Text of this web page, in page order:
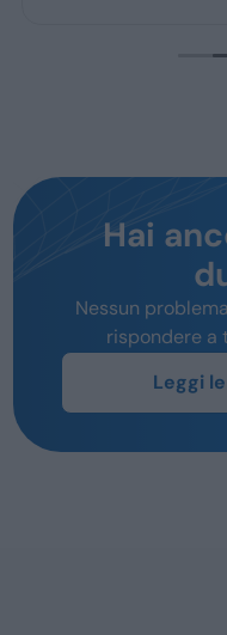
Hai
Nessun
rispondere a
Leggi